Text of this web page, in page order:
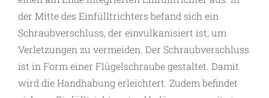
der Mitte des Einfülltrichters befand sich ein
Schraubverschluss, der einvulkanisiert ist, um
Verletzungen zu vermeiden. Der Schraubverschluss
ist in Form einer Flügelschraube gestaltet. Damit
wird die Handhabung erleichtert. Zudem befindet